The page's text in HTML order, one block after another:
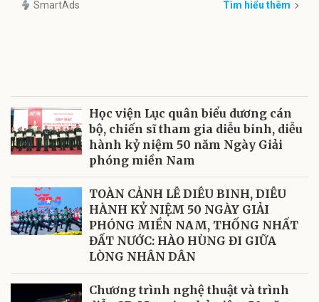
SmartAds Tìm hiểu thêm
Học viện Lục quân biểu dương cán
bộ, chiến sĩ tham gia diễu binh, diễu
hành kỷ niệm 50 năm Ngày Giải
phóng miền Nam
TOÀN CẢNH LỄ DIỄU BINH, DIỄU
HÀNH KỶ NIỆM 50 NGÀY GIẢI
PHÓNG MIỀN NAM, THỐNG NHẤT
ĐẤT NƯỚC: HÀO HÙNG ĐI GIỮA
LÒNG NHÂN DÂN
Chương trình nghệ thuật và trình